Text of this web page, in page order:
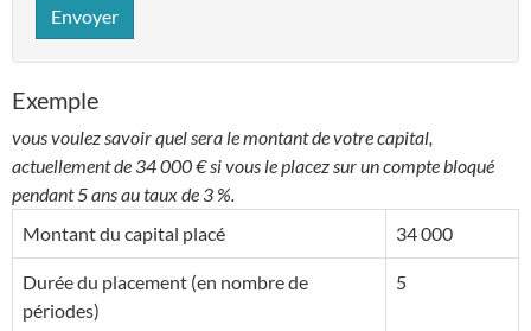
Envoyer
Exemple
vous voulez savoir quel sera le montant de votre capital,
actuellement de 34 000 € si vous le placez sur un compte bloqué
pendant 5 ans au taux de 3 %.
Montant du capital placé
34 000
Durée du placement (en nombre de
périodes)
5